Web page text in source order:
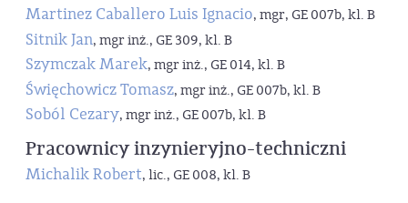
Martinez Caballero Luis Ignacio, mgr, GE 007b, kl. B
Sitnik Jan, mgr inż., GE 309, kl. B
Szymczak Marek, mgr inż., GE 014, kl. B
Święchowicz Tomasz, mgr inż., GE 007b, kl. B
Soból Cezary, mgr inż., GE 007b, kl. B
Pracownicy inzynieryjno-techniczni
Michalik Robert, lic., GE 008, kl. B